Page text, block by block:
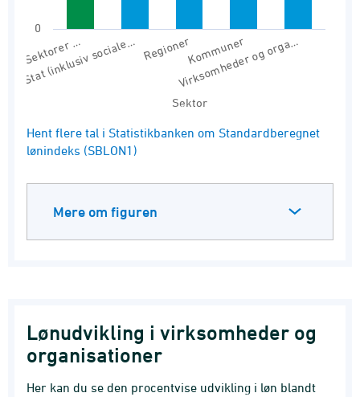
Sektor
Sektorer …
Stat (inklusiv sociale… RegionerKommuner
Virksomheder og orga…
0
End of interactive chart.
Hent flere tal i Statistikbanken om Standardberegnet
lønindeks (SBLON1)
Mere om figuren
Lønudvikling i virksomheder og
organisationer
Her kan du se den procentvise udvikling i løn blandt